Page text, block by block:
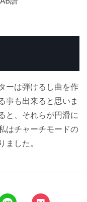
ーは弾けるし曲を作
事も出来ると思いま
と、それらが円滑に
はチャーチモードの
ました。